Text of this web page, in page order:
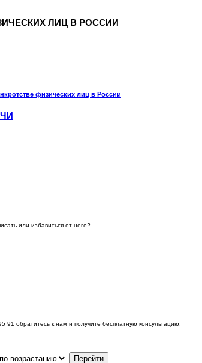
ЛИЦ В РОССИИ
физических лиц в России
или избавиться от него?
обратитесь к нам и получите бесплатную консультацию.